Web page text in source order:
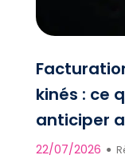
kinés : ce
anticiper
22/07/2026 ●